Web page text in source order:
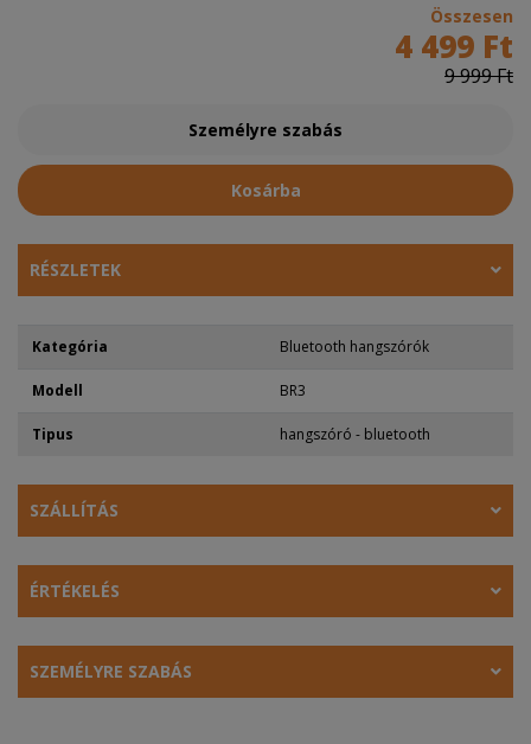
Összesen
4 499 Ft
9 999 Ft
Személyre szabás
Kosárba
RÉSZLETEK
Kategória Bluetooth hangszórók
Modell BR3
Tipus hangszóró - bluetooth
SZÁLLÍTÁS
ÉRTÉKELÉS
SZEMÉLYRE SZABÁS